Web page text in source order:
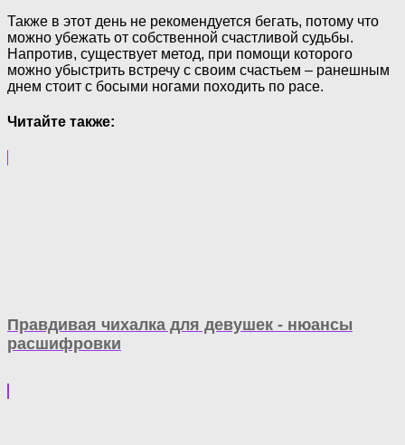
Также в этот день не рекомендуется бегать, потому что
можно убежать от собственной счастливой судьбы.
Напротив, существует метод, при помощи которого
можно убыстрить встречу с своим счастьем – ранешным
днем стоит с босыми ногами походить по расе.
Читайте также:
Правдивая чихалка для девушек - нюансы
расшифровки